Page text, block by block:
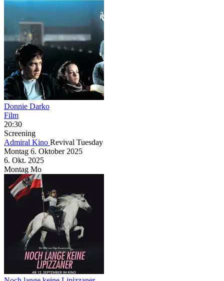
Donnie Darko
Film
20:30
Screening
Admiral Kino Revival Tuesday
Montag 6. Oktober 2025
6. Okt. 2025
Montag Mo